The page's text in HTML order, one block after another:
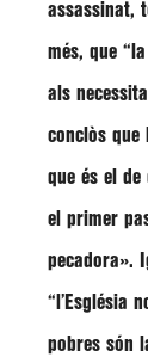
assassinat,
més, que
als
conclòs
que és el de
el primer
pecadora».
“l’Església
pobres són